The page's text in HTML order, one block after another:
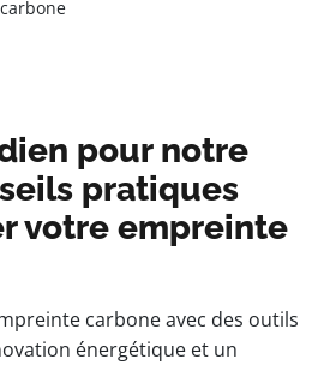
pour notre
pratiques
votre empreinte
carbone avec des outils
énergétique et un